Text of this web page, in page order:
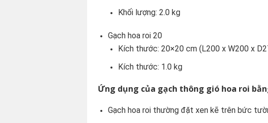
Khối lượng: 2.0 kg
Gạch hoa roi 20
Kích thước: 20×20 cm (L200 x W200 x
Kích thước: 1.0 kg
Ứng dụng của gạch thông gió hoa roi
Gạch hoa roi thường đặt xen kẽ trên bức